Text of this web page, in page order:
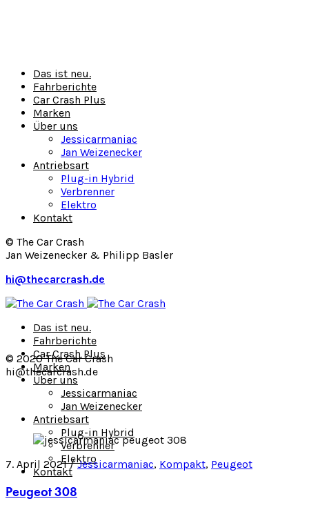
Das ist neu.
Fahrberichte
Car Crash Plus
Marken
Über uns
Jessicarmaniac
Jan Weizenecker
Antriebsart
Plug-in Hybrid
Verbrenner
Elektro
Kontakt
© The Car Crash
Jan Weizenecker & Philipp Basler
hi@thecarcrash.de
Das ist neu.
Fahrberichte
Car Crash Plus
Marken
Über uns
Jessicarmaniac
Jan Weizenecker
Antriebsart
Plug-in Hybrid
Verbrenner
Elektro
Kontakt
© 2020 The Car Crash
hi@thecarcrash.de
7. April 2021 /Jessicarmaniac, Kompakt, Peugeot
Peugeot 308